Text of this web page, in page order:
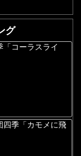
グ
「コーラスライ
四季「カモメに飛